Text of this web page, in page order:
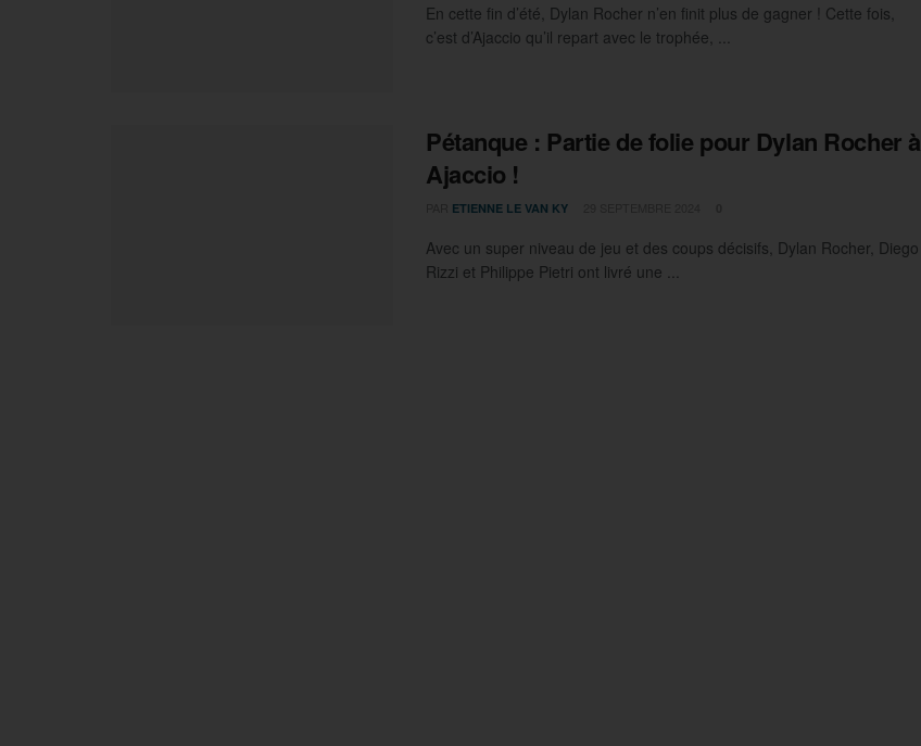
En cette fin d’été, Dylan Rocher n’en finit plus de gagner ! Cette fois,
c’est d’Ajaccio qu’il repart avec le trophée, ...
Pétanque : Partie de folie pour Dylan Rocher à
Ajaccio !
ETIENNE LE VAN KY
Avec un super niveau de jeu et des coups décisifs, Dylan Rocher, Diego
Rizzi et Philippe Pietri ont livré une ...